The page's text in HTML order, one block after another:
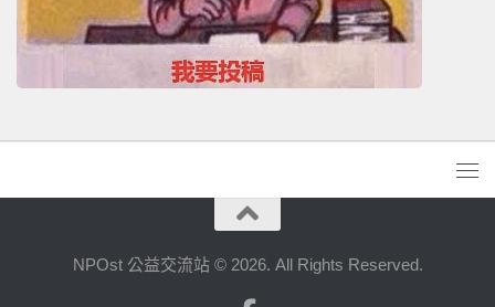
NPOst 公益交流站 © 2026. All Rights Reserved.